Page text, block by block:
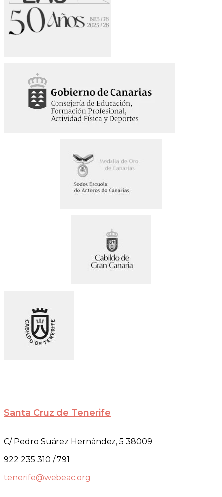
Santa Cruz de Tenerife
C/ Pedro Suárez Hernández, 5 38009
922 235 310 / 791
tenerife@webeac.org